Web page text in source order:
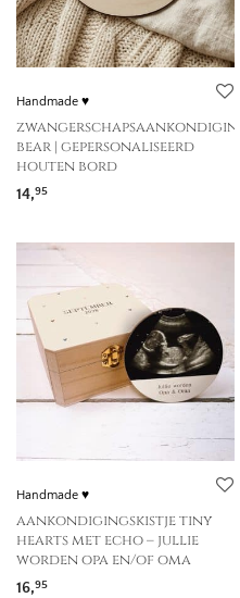
Handmade ♥
zwangerschapsaankondiging
bear | gepersonaliseerd
houten bord
14,95
Handmade ♥
aankondigingskistje tiny
hearts met echo – jullie
worden opa en/of oma
16,95